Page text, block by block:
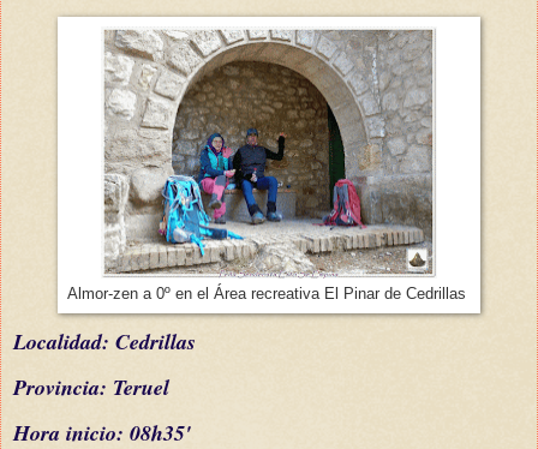
Almor-zen a 0º en el Área recreativa El Pinar de Cedrillas
Localidad: Cedrillas
Provincia: Teruel
Hora inicio: 08h35'